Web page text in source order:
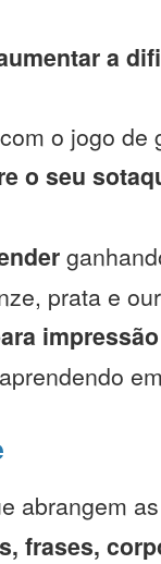
a
o jogo de
o seu
prata e
impressão
abrangem
frases,